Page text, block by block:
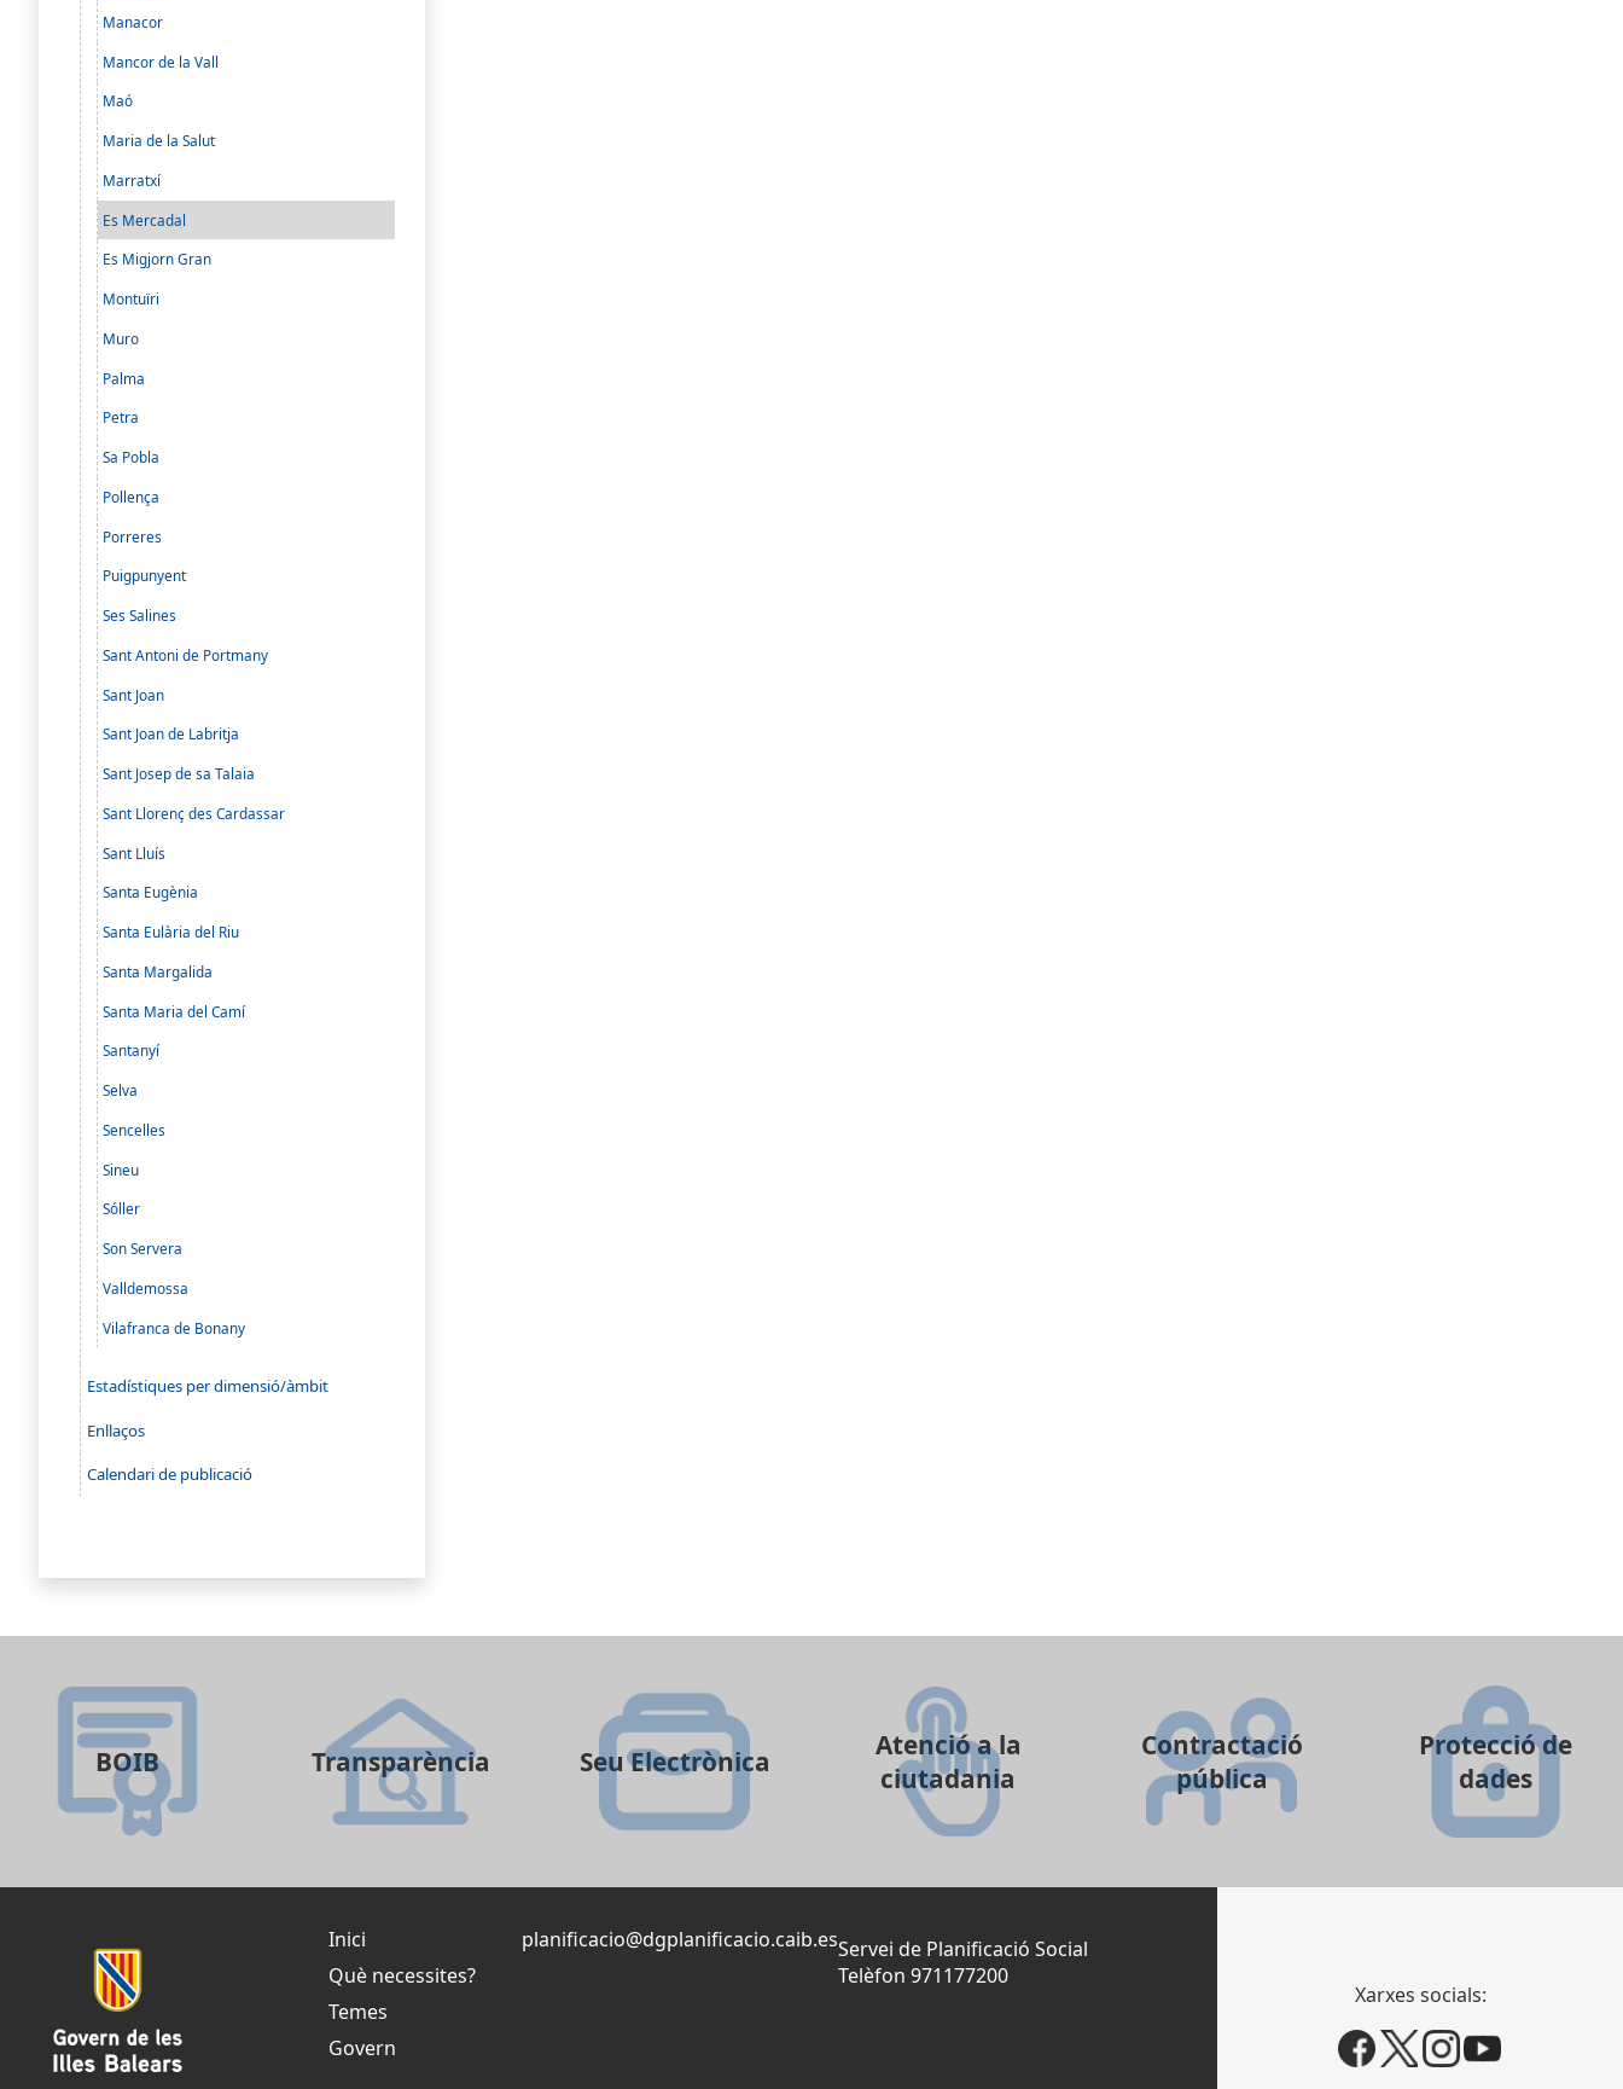
Manacor
Mancor de la Vall
Maó
Maria de la Salut
Marratxí
Es Mercadal
Es Migjorn Gran
Montuïri
Muro
Palma
Petra
Sa Pobla
Pollença
Porreres
Puigpunyent
Ses Salines
Sant Antoni de Portmany
Sant Joan
Sant Joan de Labritja
Sant Josep de sa Talaia
Sant Llorenç des Cardassar
Sant Lluís
Santa Eugènia
Santa Eulària del Riu
Santa Margalida
Santa Maria del Camí
Santanyí
Selva
Sencelles
Sineu
Sóller
Son Servera
Valldemossa
Vilafranca de Bonany
Estadístiques per dimensió/àmbit
Enllaços
Calendari de publicació
BOIB Transparència Seu Electrònica
Atenció a la
ciutadania
Contractació
pública
Protecció de
dades
Inici
Què necessites?
Temes
Govern
planificacio@dgplanificacio.caib.esServei de Planificació Social
Telèfon 971177200
Xarxes socials: